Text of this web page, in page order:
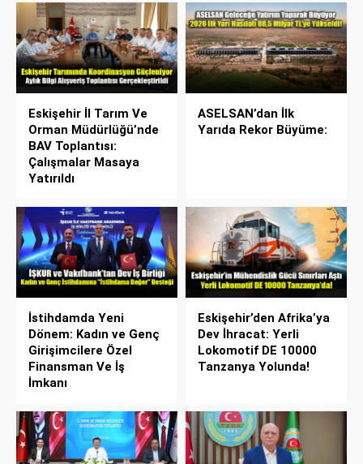
Eskişehir İl Tarım Ve
Orman Müdürlüğü’nde
BAV Toplantısı:
Çalışmalar Masaya
Yatırıldı
ASELSAN’dan İlk
Yarıda Rekor Büyüme:
İstihdamda Yeni
Dönem: Kadın ve Genç
Girişimcilere Özel
Finansman Ve İş
İmkanı
Eskişehir’den Afrika’ya
Dev İhracat: Yerli
Lokomotif DE 10000
Tanzanya Yolunda!